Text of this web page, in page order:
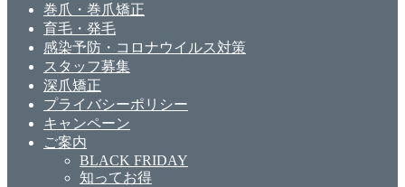
巻爪・巻爪矯正
育毛・発毛
感染予防・コロナウイルス対策
スタッフ募集
深爪矯正
プライバシーポリシー
キャンペーン
ご案内
BLACK FRIDAY
知ってお得